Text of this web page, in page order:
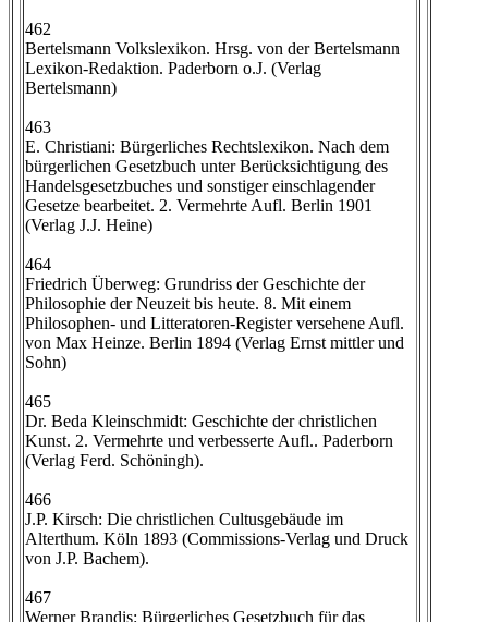
462
Bertelsmann Volkslexikon. Hrsg. von der Bertelsmann
Lexikon-Redaktion. Paderborn o.J. (Verlag
Bertelsmann)
463
E. Christiani: Bürgerliches Rechtslexikon. Nach dem
bürgerlichen Gesetzbuch unter Berücksichtigung des
Handelsgesetzbuches und sonstiger einschlagender
Gesetze bearbeitet. 2. Vermehrte Aufl. Berlin 1901
(Verlag J.J. Heine)
464
Friedrich Überweg: Grundriss der Geschichte der
Philosophie der Neuzeit bis heute. 8. Mit einem
Philosophen- und Litteratoren-Register versehene Aufl.
von Max Heinze. Berlin 1894 (Verlag Ernst mittler und
Sohn)
465
Dr. Beda Kleinschmidt: Geschichte der christlichen
Kunst. 2. Vermehrte und verbesserte Aufl.. Paderborn
(Verlag Ferd. Schöningh).
466
J.P. Kirsch: Die christlichen Cultusgebäude im
Alterthum. Köln 1893 (Commissions-Verlag und Druck
von J.P. Bachem).
467
Werner Brandis: Bürgerliches Gesetzbuch für das